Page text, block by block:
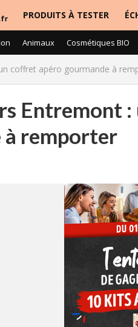
PRODUITS À TESTER
Animaux Cosmétiques BIO
coffret apéro gourmande à
Entremont
à remporter